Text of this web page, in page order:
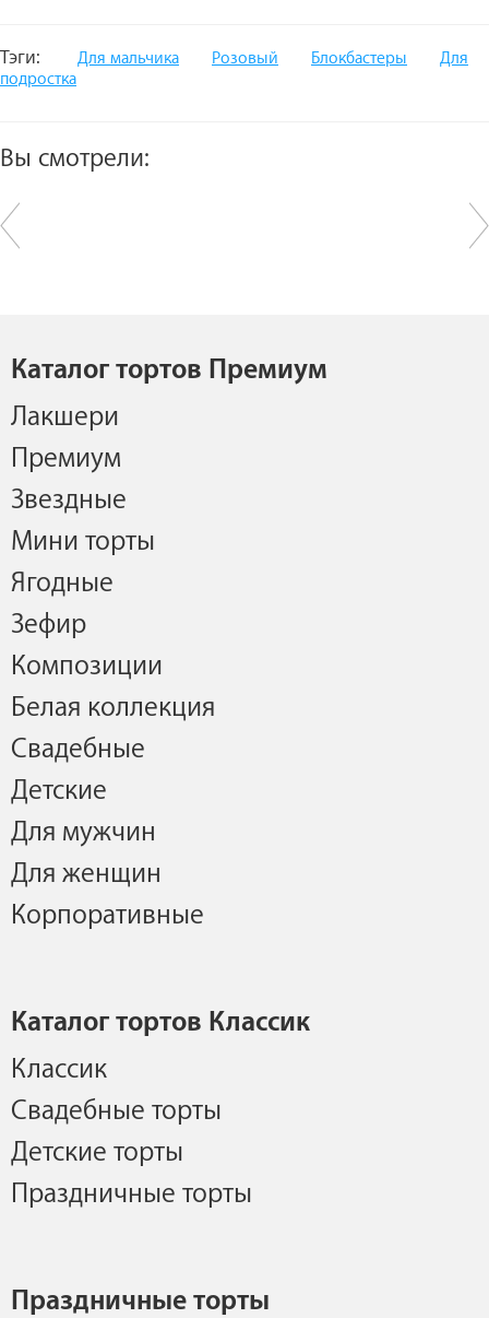
Тэги: Для мальчика Розовый Блокбастеры
Для
подростка
Вы смотрели:
Каталог тортов Премиум
Лакшери
Премиум
Звездные
Мини торты
Ягодные
Зефир
Композиции
Белая коллекция
Свадебные
Детские
Для мужчин
Для женщин
Корпоративные
Каталог тортов Классик
Классик
Свадебные торты
Детские торты
Праздничные торты
Праздничные торты